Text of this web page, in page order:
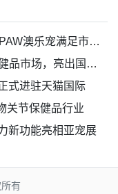
黄金期将至，Blackmores澳佳宝旗下PAW澳乐宠满足市场多元化需求
澳洲PAW澳乐宠诚意进入中国宠物保健品市场，亮出国际品牌的性价比
式进驻天猫国际
关节保健品行业
新功能亮相亚宠展
有